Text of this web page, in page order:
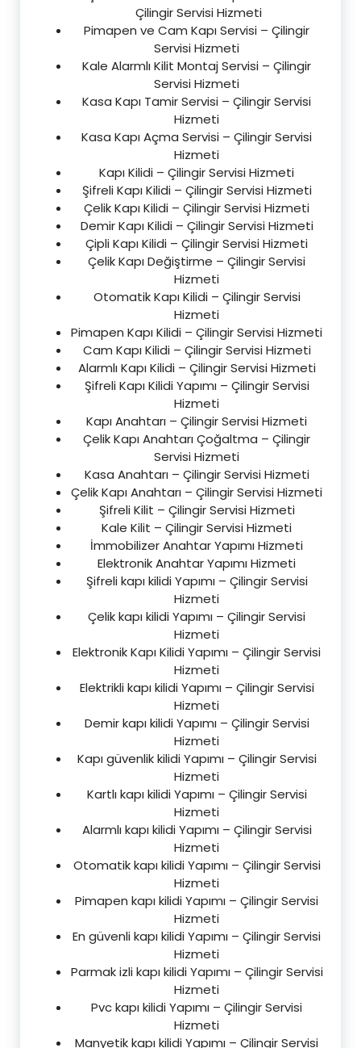
Çilingir Servisi Hizmeti
Pimapen ve Cam Kapı Servisi – Çilingir
Servisi Hizmeti
Kale Alarmlı Kilit Montaj Servisi – Çilingir
Servisi Hizmeti
Kasa Kapı Tamir Servisi – Çilingir Servisi
Hizmeti
Kasa Kapı Açma Servisi – Çilingir Servisi
Hizmeti
Kapı Kilidi – Çilingir Servisi Hizmeti
Şifreli Kapı Kilidi – Çilingir Servisi Hizmeti
Çelik Kapı Kilidi – Çilingir Servisi Hizmeti
Demir Kapı Kilidi – Çilingir Servisi Hizmeti
Çipli Kapı Kilidi – Çilingir Servisi Hizmeti
Çelik Kapı Değiştirme – Çilingir Servisi
Hizmeti
Otomatik Kapı Kilidi – Çilingir Servisi
Hizmeti
Pimapen Kapı Kilidi – Çilingir Servisi Hizmeti
Cam Kapı Kilidi – Çilingir Servisi Hizmeti
Alarmlı Kapı Kilidi – Çilingir Servisi Hizmeti
Şifreli Kapı Kilidi Yapımı – Çilingir Servisi
Hizmeti
Kapı Anahtarı – Çilingir Servisi Hizmeti
Çelik Kapı Anahtarı Çoğaltma – Çilingir
Servisi Hizmeti
Kasa Anahtarı – Çilingir Servisi Hizmeti
Çelik Kapı Anahtarı – Çilingir Servisi Hizmeti
Şifreli Kilit – Çilingir Servisi Hizmeti
Kale Kilit – Çilingir Servisi Hizmeti
İmmobilizer Anahtar Yapımı Hizmeti
Elektronik Anahtar Yapımı Hizmeti
Şifreli kapı kilidi Yapımı – Çilingir Servisi
Hizmeti
Çelik kapı kilidi Yapımı – Çilingir Servisi
Hizmeti
Elektronik Kapı Kilidi Yapımı – Çilingir Servisi
Hizmeti
Elektrikli kapı kilidi Yapımı – Çilingir Servisi
Hizmeti
Demir kapı kilidi Yapımı – Çilingir Servisi
Hizmeti
Kapı güvenlik kilidi Yapımı – Çilingir Servisi
Hizmeti
Kartlı kapı kilidi Yapımı – Çilingir Servisi
Hizmeti
Alarmlı kapı kilidi Yapımı – Çilingir Servisi
Hizmeti
Otomatik kapı kilidi Yapımı – Çilingir Servisi
Hizmeti
Pimapen kapı kilidi Yapımı – Çilingir Servisi
Hizmeti
En güvenli kapı kilidi Yapımı – Çilingir Servisi
Hizmeti
Parmak izli kapı kilidi Yapımı – Çilingir Servisi
Hizmeti
Pvc kapı kilidi Yapımı – Çilingir Servisi
Hizmeti
Manyetik kapı kilidi Yapımı – Çilingir Servisi